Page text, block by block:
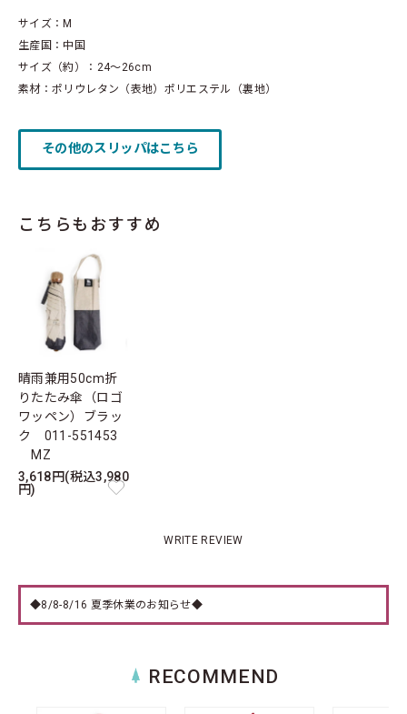
サイズ：M
生産国：中国
サイズ（約）：24～26cm
素材：ポリウレタン（表地）ポリエステル（裏地）
その他のスリッパはこちら
こちらもおすすめ
晴雨兼用50cm折
りたたみ傘（ロゴ
ワッペン）ブラッ
ク 011-551453
MZ
3,618円(税込3,980
円)
WRITE REVIEW
◆8/8-8/16 夏季休業のお知らせ◆
RECOMMEND